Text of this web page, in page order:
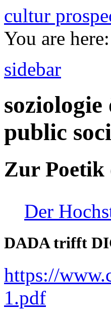
cultur
You are here:
sidebar
public
Zur Poetik
Der
DADA trifft
https://
1.pdf